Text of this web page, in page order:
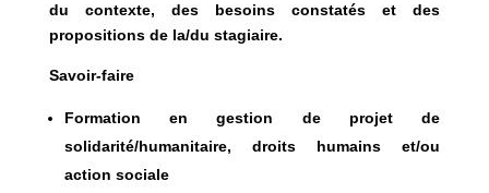
du contexte, des besoins constatés et des
propositions de la/du stagiaire.
Savoir-faire
Formation en gestion de projet de
solidarité/humanitaire, droits humains et/ou
action sociale